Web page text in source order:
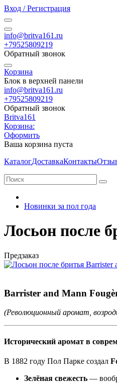
Вход / Регистрация
info@britva161.ru
+79525809219
Обратный звонок
Корзина
Блок в верхней панели
info@britva161.ru
+79525809219
Обратный звонок
Britva161
Корзина:
Оформить
Ваша корзина пуста
КаталогДоставкаКонтакты
Новинки за пол года
Лосьон после
Предзаказ
Barrister and Mann
(Революционный аромат,
Исторический аромат в
В 1882 году Пол Парке создал
Зелёная свежесть —